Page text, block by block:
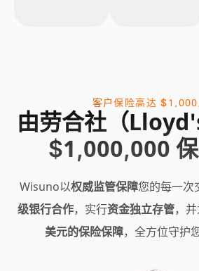
客户保险高达
由劳合社（
$1,000,000
Wisuno以权威监管保障您的每一次
级银行合作，实行资金独立存管，
美元的保险保障，全方位守护